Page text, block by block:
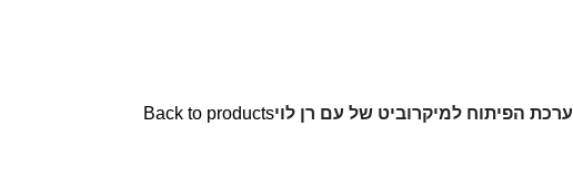
ערכת הפיתוח למיקרוביט של עם רן לויBack to products